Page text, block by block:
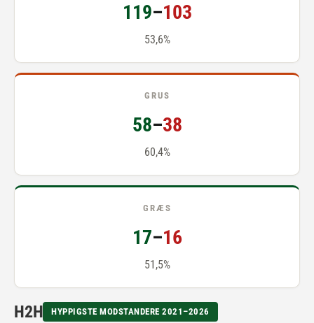
119–103
53,6%
GRUS
58–38
60,4%
GRÆS
17–16
51,5%
H2H HYPPIGSTE MODSTANDERE 2021–2026